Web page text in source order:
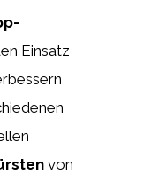
Einsatz
von